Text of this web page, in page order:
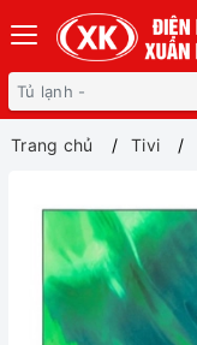
Trang chủ Tivi